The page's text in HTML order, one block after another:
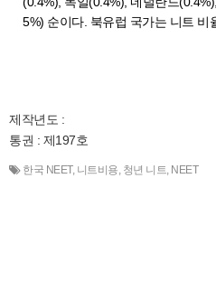
5%) 순이다. 북유럽 국가는 니트 비
제작년도 :
통권 : 제197호
한국 NEET, 니트비용, 청년 니트, NEET